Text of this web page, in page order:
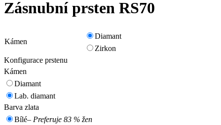
Zásnubní prsten RS70
Kámen
Diamant
Zirkon
Konfigurace prstenu
Kámen
Diamant
Lab. diamant
Barva zlata
Bílé– Preferuje 83 % žen